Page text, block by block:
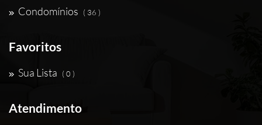
Condomínios ( 36 )
Favoritos
Sua Lista ( 0 )
Atendimento